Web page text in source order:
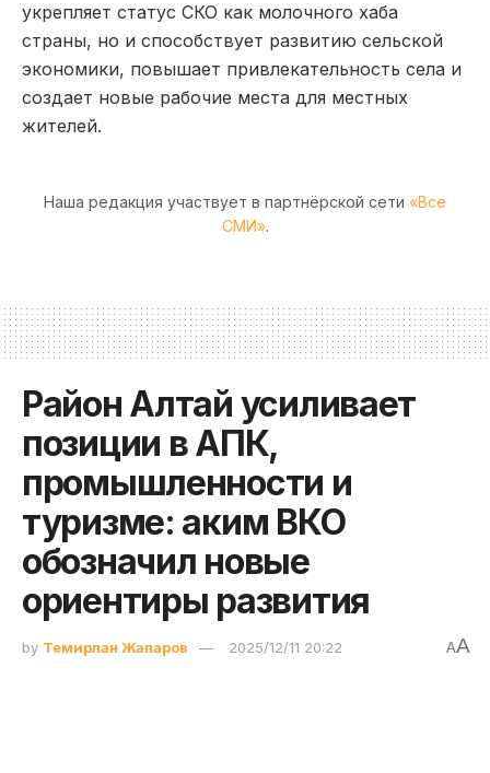
укрепляет статус СКО как молочного хаба
страны, но и способствует развитию сельской
экономики, повышает привлекательность села и
создает новые рабочие места для местных
жителей.
Наша редакция участвует в партнёрской сети «Все
СМИ».
Район Алтай усиливает
позиции в АПК,
промышленности и
туризме: аким ВКО
обозначил новые
ориентиры развития
by Темирлан Жапаров 2025/12/11 20:22 AA